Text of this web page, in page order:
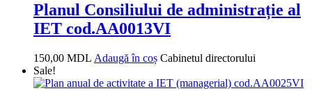
Planul Consiliului de administrație al
IET cod.AA0013VI
150,00 MDL Adaugă în coș Cabinetul directorului
Sale!